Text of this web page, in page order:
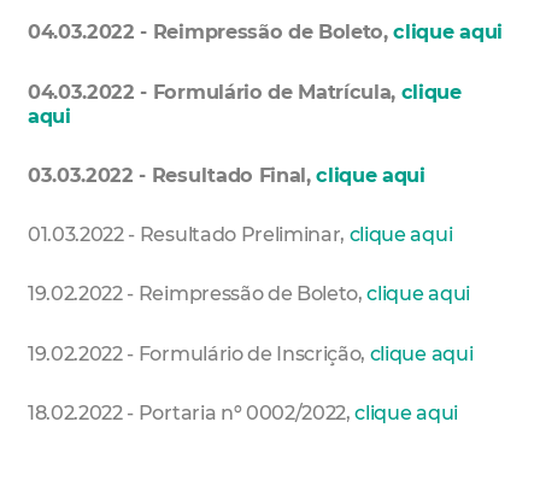
04.03.2022 - Reimpressão de Boleto,clique aqui
04.03.2022 - Formulário de Matrícula, clique
aqui
03.03.2022 - Resultado Final,clique aqui
01.03.2022 - Resultado Preliminar, clique aqui
19.02.2022 - Reimpressão de Boleto,clique aqui
19.02.2022 - Formulário de Inscrição, clique aqui
18.02.2022 - Portaria nº 0002/2022,clique aqui